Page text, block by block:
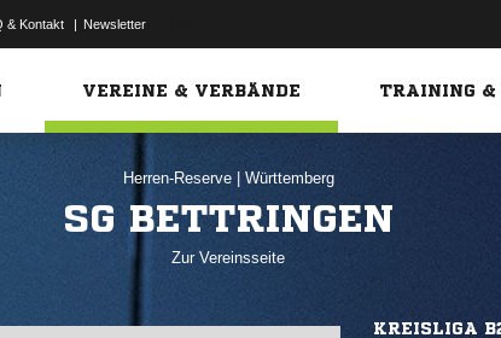
& Kontakt | Newsletter
VEREINE & VERBÄNDE TRAINING &
Herren-Reserve Württemberg
SG BETTRINGEN
Zur Vereinsseite
KREISLIGA